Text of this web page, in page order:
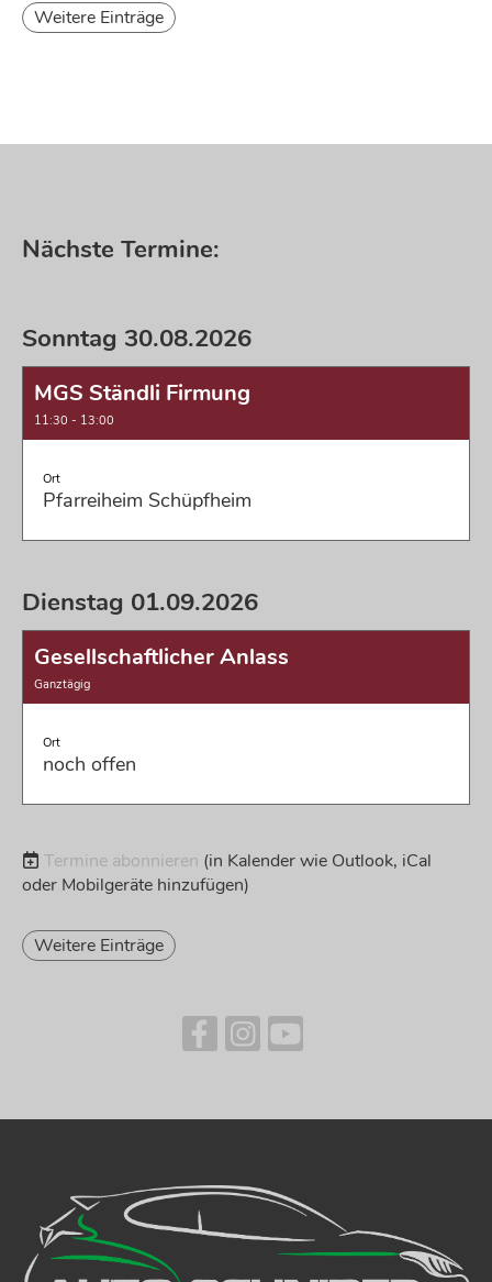
Weitere Einträge
Nächste Termine:
Sonntag 30.08.2026
MGS Ständli Firmung
11:30 - 13:00
Ort
Pfarreiheim Schüpfheim
Dienstag 01.09.2026
Gesellschaftlicher Anlass
Ganztägig
Ort
noch offen
Termine abonnieren (in Kalender wie Outlook, iCal
oder Mobilgeräte hinzufügen)
Weitere Einträge